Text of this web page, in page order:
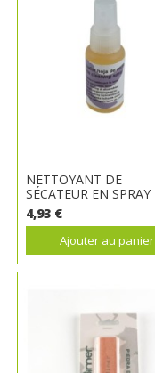
NETTOYANT DE
SÉCATEUR EN SPRAY
4,93 €
Ajouter au panier